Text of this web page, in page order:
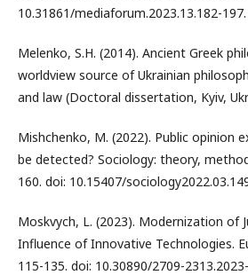
10.31861/mediaforum.2023.13.182-197.
Melenko, S.H. (2014). Ancient Greek
worldview source of Ukrainian
and law (Doctoral dissertation, Kyiv,
Mishchenko, M. (2022). Public opinion
be detected? Sociology: theory,
160. doi: 10.15407/
Moskvych, L. (2023). Modernization of
Influence of Innovative Technologies.
115-135. doi: 10.30890/2709-